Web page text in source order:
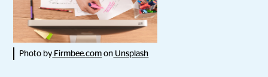
Photo by Firmbee.com on Unsplash